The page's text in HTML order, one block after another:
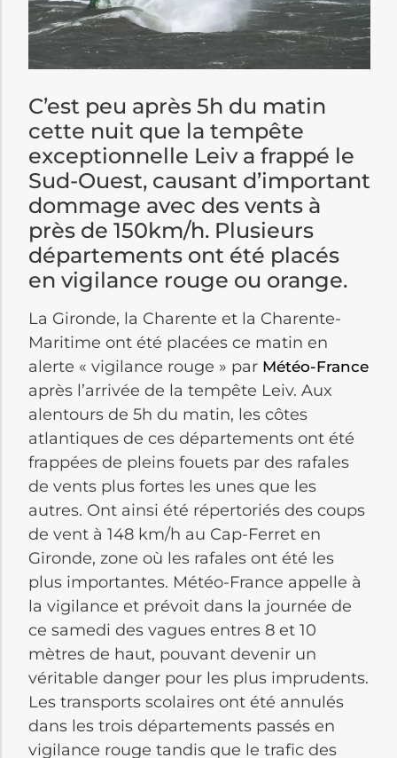
C’est peu après 5h du matin
cette nuit que la tempête
exceptionnelle Leiva frappé le
Sud-Ouest, causant d’important
dommage avec des vents à
près de 150km/h. Plusieurs
départements ont été placés
en vigilance rouge ou orange.
La Gironde, la Charente et la Charente-
Maritime ont été placées ce matin en
alerte « vigilance rouge » par Météo-France
après l’arrivée de la tempête Leiv. Aux
alentours de 5h du matin, les côtes
atlantiques de ces départements ont été
frappées de pleins fouets par des rafales
de vents plus fortes les unes que les
autres. Ont ainsi été répertoriés des coups
de vent à 148 km/h au Cap-Ferret en
Gironde, zone où les rafales ont été les
plus importantes. Météo-France appelle à
la vigilance et prévoit dans la journée de
ce samedi des vagues entres 8 et 10
mètres de haut, pouvant devenir un
véritable danger pour les plus imprudents.
Les transports scolaires ont été annulés
dans les trois départements passés en
vigilance rouge tandis que le trafic des